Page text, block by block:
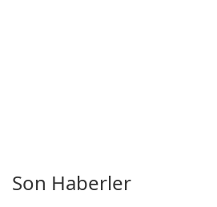
Son Haberler